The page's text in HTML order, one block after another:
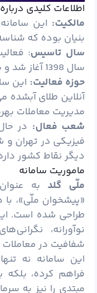
اطلاعات کلیدی
مالکیت: این
بنیان بوده که شناسه ملی آن
سال تاسیس:
سال 1398 آغاز شد و به مرور، این سامانه را توسعه داد؛
حوزه فعالیت: این
آنلاین طلای آبشده
مدیریت معاملات
شعب فعال: در
فیزیکی در تهران و
دیگر نقاط کشور
ماموریت سامانه
ملّی گلد به‌
«پیشخوان ملّی»،
طراحی شده است.
نوآورانه،
شفافیت در معاملات
این سامانه نه‌
فراهم کرده، بلکه
مبتدی را نیز به